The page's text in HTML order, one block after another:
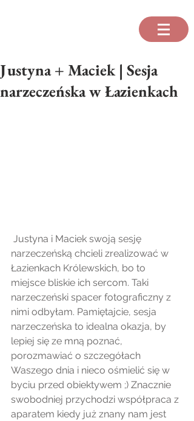
Justyna + Maciek | Sesja
narzeczeńska w Łazienkach
narzeczeńską chcieli zrealizować w
Łazienkach Królewskich, bo to
miejsce bliskie ich sercom. Taki
narzeczeński spacer fotograficzny z
nimi odbyłam. Pamiętajcie, sesja
narzeczeńska to idealna okazja, by
lepiej się ze mną poznać,
porozmawiać o szczegółach
Waszego dnia i nieco ośmielić się w
byciu przed obiektywem ;) Znacznie
swobodniej przychodzi współpraca z
aparatem kiedy już znany nam jest